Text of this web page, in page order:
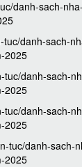
danh-sach-
danh-sach-
2025
tuc/danh-sach-
2025
tuc/danh-sach-
2025
tuc/danh-sach-
2025